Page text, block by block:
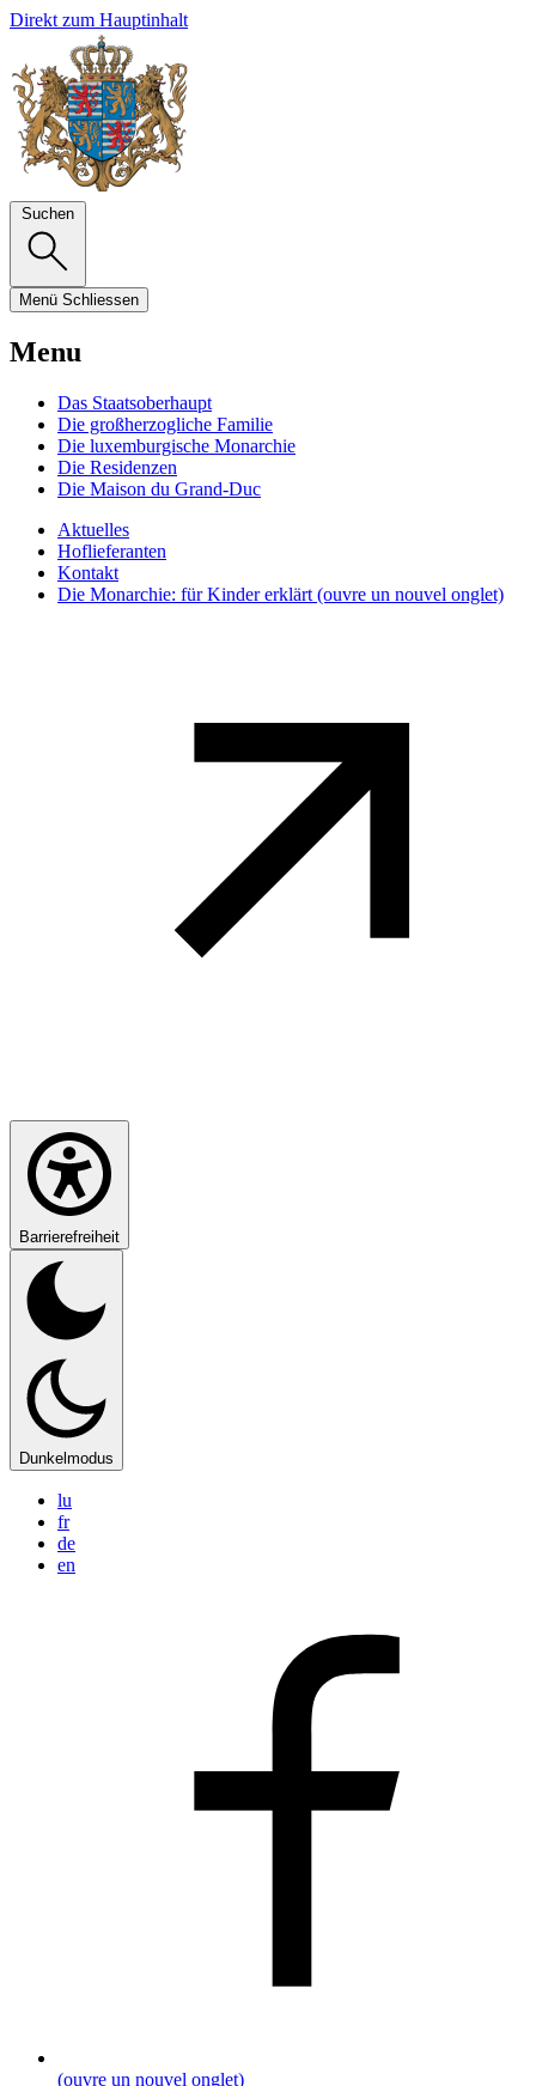
Direkt zum Hauptinhalt
Suchen
Menü Schliessen
Menu
Das Staatsoberhaupt
Die großherzogliche Familie
Die luxemburgische Monarchie
Die Residenzen
Die Maison du Grand-Duc
Aktuelles
Hoflieferanten
Kontakt
Die Monarchie: für Kinder erklärt (ouvre un nouvel onglet)
Barrierefreiheit
Dunkelmodus
lu
fr
de
en
(ouvre un nouvel onglet)